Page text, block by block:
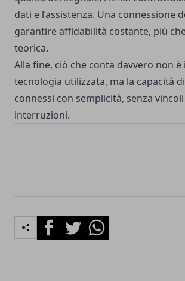
dati e l’assistenza. Una connessione
garantire affidabilità costante, più
teorica.
Alla fine, ciò che conta davvero non è
tecnologia utilizzata, ma la capacità
connessi con semplicità, senza
interruzioni.
FacebookTwitterWhatsapp